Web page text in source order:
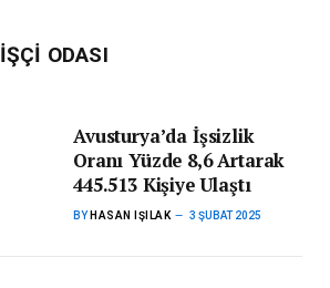
İŞÇI ODASI
Avusturya’da İşsizlik
Oranı Yüzde 8,6 Artarak
445.513 Kişiye Ulaştı
BY HASAN IŞILAK 3 ŞUBAT 2025